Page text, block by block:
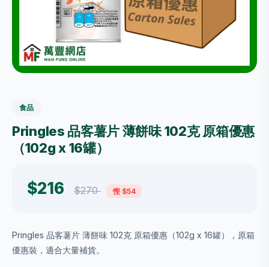
食品
Pringles 品客薯片 薄餅味 102克 原箱優惠
（102g x 16罐）
$216 $270 慳 $54
Pringles 品客薯片 薄餅味 102克 原箱優惠（102g x 16罐），原箱
優惠裝，適合大量補貨。